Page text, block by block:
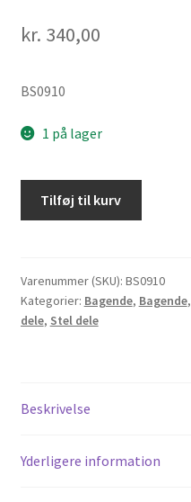
kr. 340,00
BS0910
1 på lager
Uorig.
antal
Tilføj til kurv
Varenummer (SKU): BS0910
Kategorier: Bagende, Bagende,
dele, Stel dele
Beskrivelse
Yderligere information